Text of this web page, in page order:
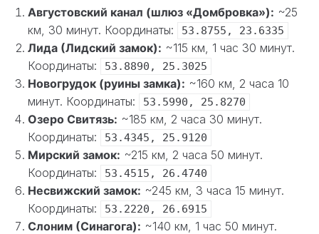
Августовский канал (шлюз «Домбровка»): ~25
км, 30 минут. Координаты:
53.8755, 23.6335
Лида (Лидский замок): ~115 км, 1 час 30 минут.
Координаты:
53.8890, 25.3025
Новогрудок (руины замка): ~160 км, 2 часа 10
минут. Координаты:
53.5990, 25.8270
Озеро Свитязь: ~185 км, 2 часа 30 минут.
Координаты:
53.4345, 25.9120
Мирский замок: ~215 км, 2 часа 50 минут.
Координаты:
53.4515, 26.4740
Несвижский замок: ~245 км, 3 часа 15 минут.
Координаты:
53.2220, 26.6915
Слоним (Синагога): ~140 км, 1 час 50 минут.